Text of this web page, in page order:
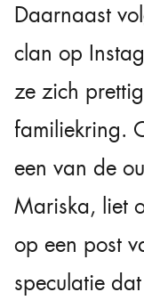
Daarnaast
clan op
ze zich
familiekring.
een van de
Mariska, liet
op een post
speculatie